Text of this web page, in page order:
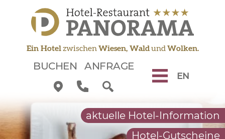
Ein Hotelzwischen Wiesen, Waldund Wolken.
BUCHEN ANFRAGE
EN
aktuelle Hotel-Information
Hotel-Gutscheine